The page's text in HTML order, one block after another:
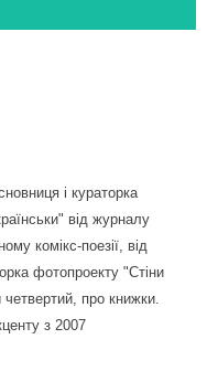
і кураторка
від журналу
комікс-поезії, від
фотопроекту "Стіни
четвертий, про книжки.
з 2007